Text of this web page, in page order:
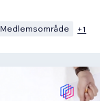
Medlemsområde +1